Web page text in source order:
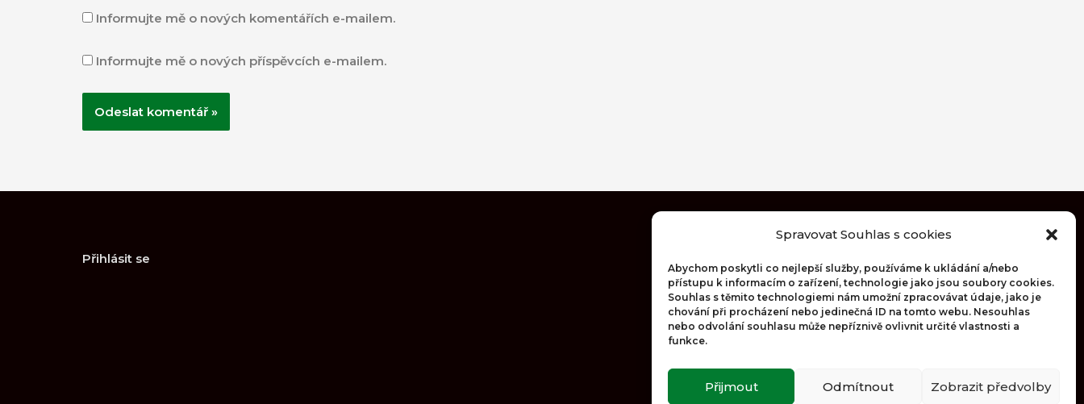
Spravovat Souhlas s cookies
Abychom poskytli co nejlepší služby, používáme k ukládání a/nebo
přístupu k informacím o zařízení, technologie jako jsou soubory cookies.
Souhlas s těmito technologiemi nám umožní zpracovávat údaje, jako je
chování při procházení nebo jedinečná ID na tomto webu. Nesouhlas
nebo odvolání souhlasu může nepříznivě ovlivnit určité vlastnosti a
funkce.
Přijmout Odmítnout Zobrazit předvolby
Informujte mě o nových komentářích e-mailem.
Informujte mě o nových příspěvcích e-mailem.
Přihlásit se
Zásady ochrany osobních údajů
Zásady cookies (EU)